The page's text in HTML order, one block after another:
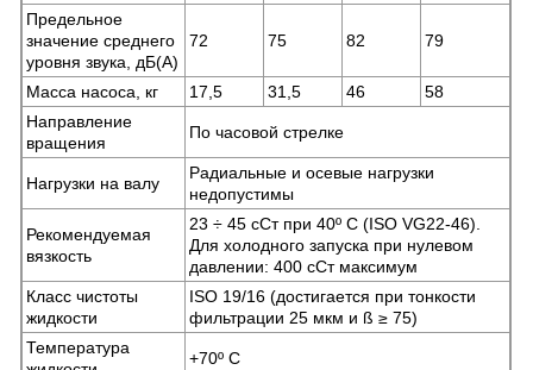
Предельное
значение среднего
уровня звука, дБ(А)
72 75 82 79
Масса насоса, кг 17,5 31,5 46
58
Направление
вращения
По часовой стрелке
Нагрузки на валу
Радиальные и осевые нагрузки
недопустимы
Рекомендуемая
вязкость
23 ÷ 45 сСт при 40º С (ISO VG22-46).
Для холодного запуска при нулевом
давлении: 400 сСт максимум
Класс чистоты
жидкости
ISO 19/16 (достигается при тонкости
фильтрации 25 мкм и ß ≥ 75)
Температура
+70º C